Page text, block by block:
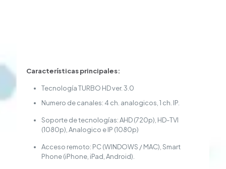
Características principales:
Tecnología TURBO HD ver. 3.0
Numero de canales: 4 ch. analogicos, 1 ch. IP.
Soporte de tecnologías: AHD (720p), HD-TVI
(1080p), Analogico e IP (1080p)
Acceso remoto: PC (WINDOWS / MAC), Smart
Phone (iPhone, iPad, Android).